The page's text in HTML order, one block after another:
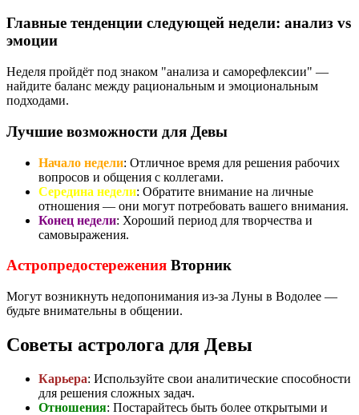
Главные тенденции следующей недели: анализ vs
эмоции
Неделя пройдёт под знаком "анализа и саморефлексии" —
найдите баланс между рациональным и эмоциональным
подходами.
Лучшие возможности для Девы
Начало недели: Отличное время для решения рабочих
вопросов и общения с коллегами.
Середина недели: Обратите внимание на личные
отношения — они могут потребовать вашего внимания.
Конец недели: Хороший период для творчества и
самовыражения.
Астропредостережения Вторник
Могут возникнуть недопонимания из-за Луны в Водолее —
будьте внимательны в общении.
Советы астролога для Девы
Карьера: Используйте свои аналитические способности
для решения сложных задач.
Отношения: Постарайтесь быть более открытыми и